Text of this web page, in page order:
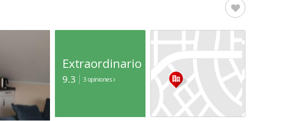
Extraordinario
9.3 3 opiniones